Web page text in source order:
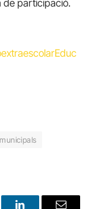
de participació.